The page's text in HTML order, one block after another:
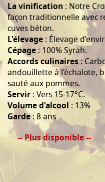
La vinification : Notre
façon traditionnelle avec
cuves béton.
L'élevage : Élevage
Cépage : 100% Syrah.
Accords culinaires:
andouillette à l'échalote,
sauté aux pommes.
Servir : Vers 15-17°C.
Volume d'alcool : 13%
Garde: 8 ans
-- Plus disponible --